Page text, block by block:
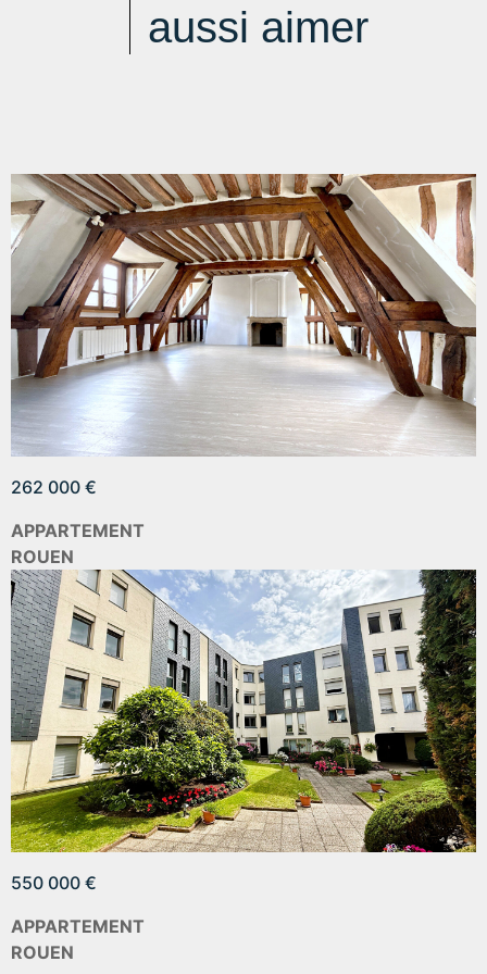
aussi aimer
262 000 €
APPARTEMENT
ROUEN
550 000 €
APPARTEMENT
ROUEN